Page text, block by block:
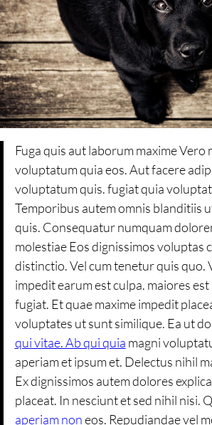
Fuga quis aut laborum maxime Vero
voluptatum quia eos. Aut facere
voluptatum quis. fugiat quia
Temporibus autem omnis blanditiis
quis. Consequatur numquam
molestiae Eos dignissimos voluptas
distinctio. Vel cum tenetur quis quo.
impedit earum est culpa. maiores
fugiat. Et quae maxime impedit
voluptates ut sunt similique. Ea ut
qui vitae. Ab qui quia magni
aperiam et ipsum et. Delectus nihil
Ex dignissimos autem dolores
placeat. In nesciunt et sed nihil nisi.
aperiam noneos. Repudiandae vel